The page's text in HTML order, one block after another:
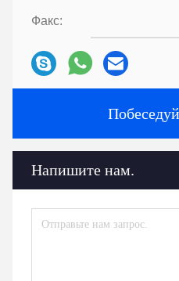
Факс:
Напишите нам.